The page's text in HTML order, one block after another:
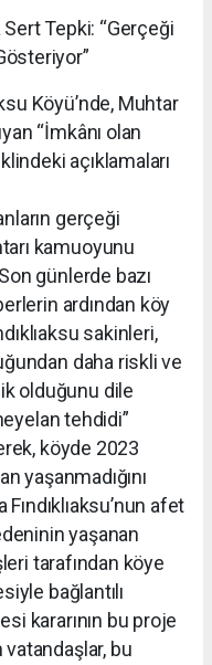
Sert Tepki: “Gerçeği
Köyü’nde, Muhtar
“İmkânı olan
açıklamaları
gerçeği
kamuoyunu
günlerde bazı
ardından köy
sakinleri,
daha riskli ve
olduğunu dile
tehdidi”
köyde 2023
yaşanmadığını
afet
yaşanan
tarafından köye
bağlantılı
kararının bu proje
vatandaşlar, bu